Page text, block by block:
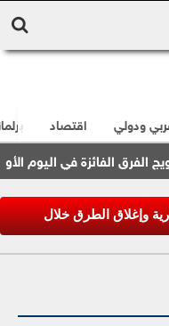
ودولي اقتصاد
الفائزة في اليوم الأول من
وإغلاق الطرق خلال